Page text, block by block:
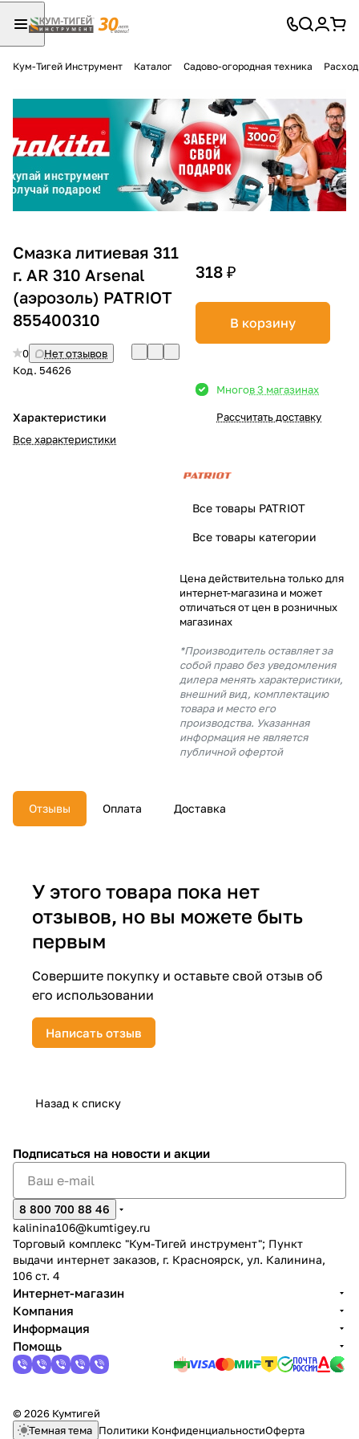
Кум-Тигей Инструмент Каталог Садово-огородная техника
Смазка литиевая 311
г. AR 310 Arsenal
(аэрозоль) PATRIOT
855400310
0
Нет отзывов
Код. 54626
Характеристики
Все характеристики
318 ₽
В корзину
Многов 3 магазинах
Рассчитать доставку
Все товары PATRIOT
Все товары категории
Цена действительна только для
интернет-магазина и может
отличаться от цен в розничных
магазинах
*Производитель оставляет за
собой право без уведомления
дилера менять характеристики,
внешний вид, комплектацию
товара и место его
производства. Указанная
информация не является
публичной офертой
Отзывы Оплата Доставка
У этого товара пока нет
отзывов, но вы можете быть
первым
Совершите покупку и оставьте свой отзыв об
его использовании
Написать отзыв
Назад к списку
Подписаться на новости и акции
8 800 700 88 46
kalinina106@kumtigey.ru
Торговый комплекс "Кум-Тигей инструмент"; Пункт
выдачи интернет заказов, г. Красноярск, ул. Калинина,
106 ст. 4
Интернет-магазин
Компания
Информация
Помощь
© 2026 Кумтигей
Темная тема Политики КонфиденциальностиОферта
Разбейте
оплатуна части
без переплат
График платежей
Сегодня
25%
% картой любого банка
% будут
с вашей карты
раз в 2 недели
Остались вопросы?